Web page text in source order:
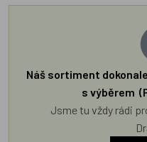
Náš sortiment
s výběrem
Jsme tu vždy rádi